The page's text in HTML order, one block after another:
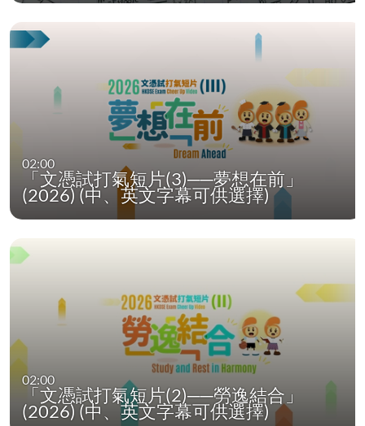
02:00
「文憑試打氣短片(3)──夢想在前」
(2026) (中、英文字幕可供選擇)
02:00
「文憑試打氣短片(2)──勞逸結合」
(2026) (中、英文字幕可供選擇)